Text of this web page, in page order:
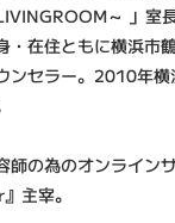
～ 」室
・在住ともに横浜市
ンセラー。2010年
師の為のオンライン
主宰。